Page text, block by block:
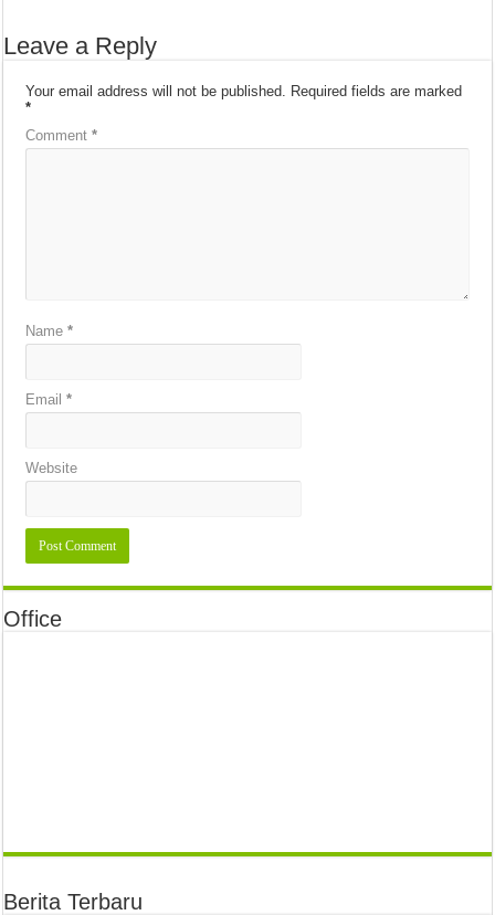
Leave a Reply
Your email address will not be published.
Required fields are marked
*
Comment*
Name*
Email*
Website
Office
Berita Terbaru